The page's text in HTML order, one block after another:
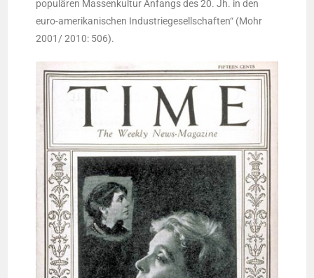
popu­lä­ren Mas­sen­kul­tur Anfangs des 20. Jh. in den
euro-ame­ri­ka­ni­schen Indus­trie­ge­sell­schaf­ten“ (Mohr
2001/ 2010: 506).